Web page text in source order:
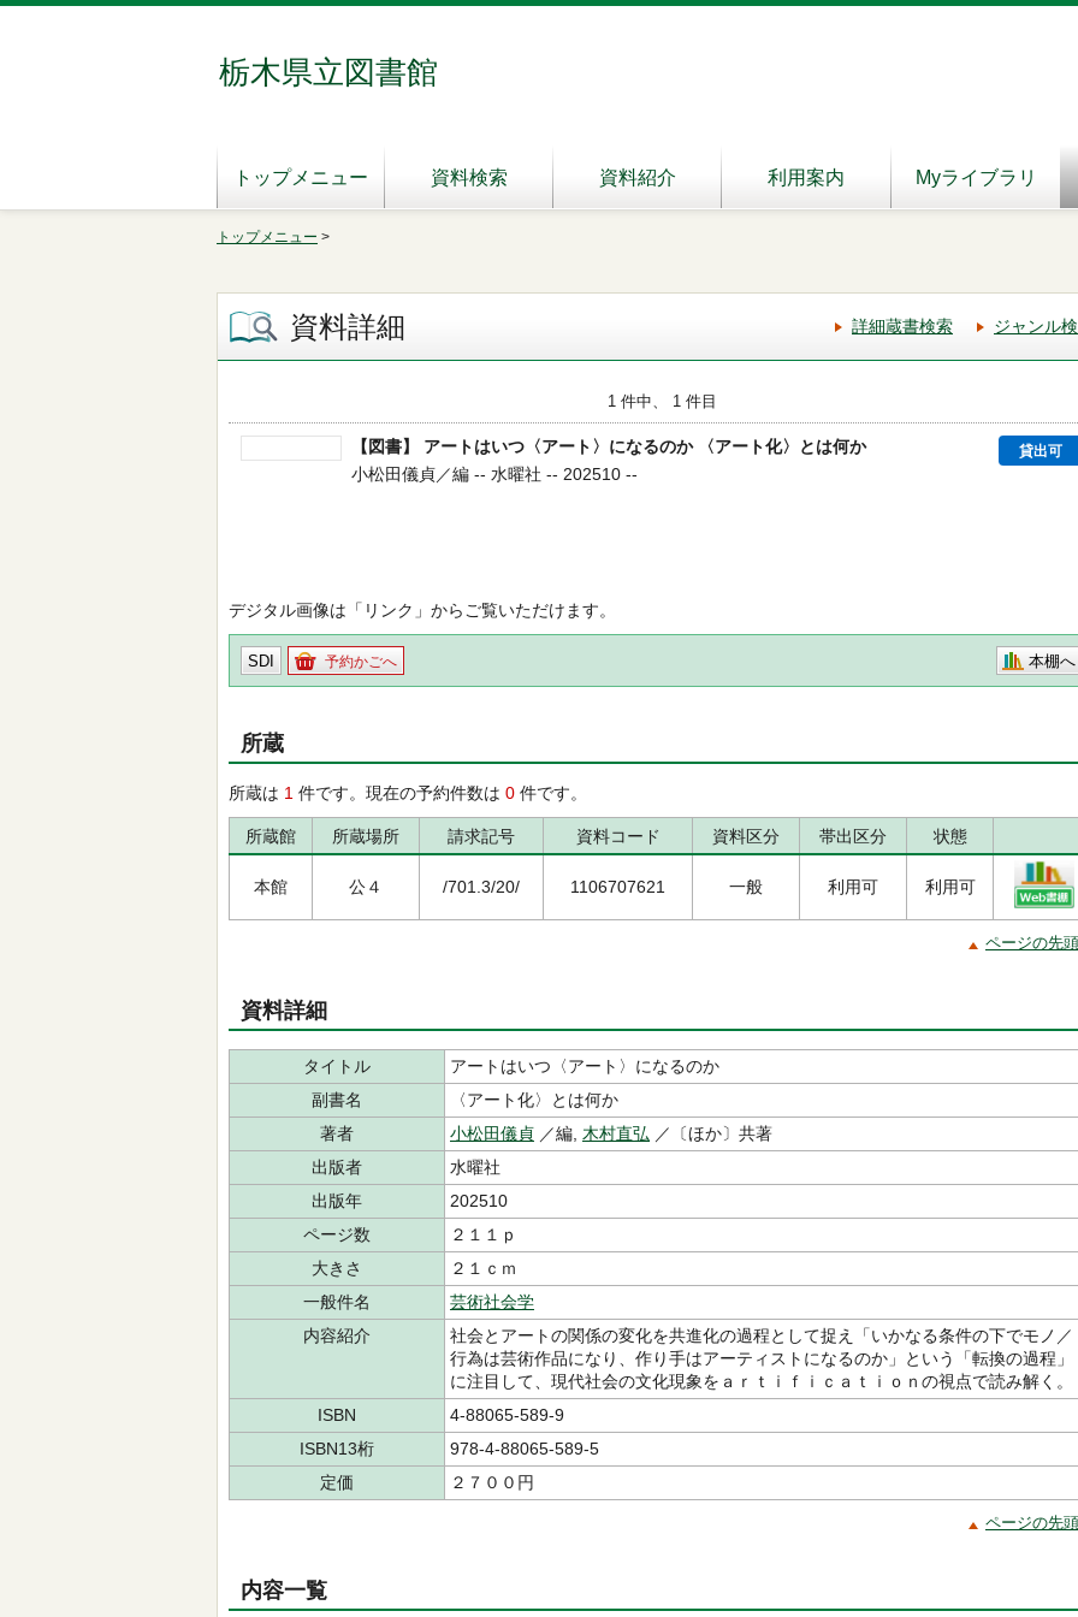
栃木県立図書館
トップメニュー 資料検索 資料紹介 利用案内 Myライブラリ
トップメニュー >
資料詳細 詳細蔵書検索 ジャンル
1 件中、 1 件目
【図書】 アートはいつ〈アート〉になるのか 〈アート化〉とは何か 貸出可
小松田儀貞／編 -- 水曜社 -- 202510 --
デジタル画像は「リンク」からご覧いただけます。
SDI 予約かごへ 本棚へ
所蔵
所蔵は 1 件です。現在の予約件数は 0 件です。
所蔵館 所蔵場所 請求記号 資料コード 資料区分 帯出区分 状態
本館 公４ /701.3/20/ 1106707621 一般 利用可 利用可
ページの先
資料詳細
タイトル
アートはいつ〈アート〉になるのか
副書名
〈アート化〉とは何か
著者
小松田儀貞 ／編, 木村直弘 ／〔ほか〕共著
出版者
水曜社
出版年
202510
ページ数
２１１ｐ
大きさ
２１ｃｍ
一般件名
芸術社会学
内容紹介
社会とアートの関係の変化を共進化の過程として捉え「いかなる条件の下でモノ／
行為は芸術作品になり、作り手はアーティストになるのか」という「転換の過程」
に注目して、現代社会の文化現象をａｒｔｉｆｉｃａｔｉｏｎの視点で読み解く。
ISBN
4-88065-589-9
ISBN13桁
978-4-88065-589-5
定価
２７００円
ページの先
内容一覧